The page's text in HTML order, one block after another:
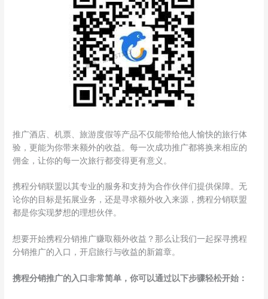
推广酒店、机票、旅游度假等产品不仅能带给他人愉快的旅行体
验，更能为你带来额外的收益。每一次成功推广都将换来相应的
佣金，让你的每一次旅行都变得更有意义。
携程分销联盟以其专业的服务和支持为合作伙伴们提供保障。无
论你的目标是拓展业务，还是寻求额外收入来源，携程分销联盟
都是你实现梦想的理想伙伴。
想要开始携程分销推广赚取额外收益？那么让我们一起探寻携程
分销推广的入口，开启旅行与收益的新篇章。
携程分销推广的入口非常简单，你可以通过以下步骤轻松开始：